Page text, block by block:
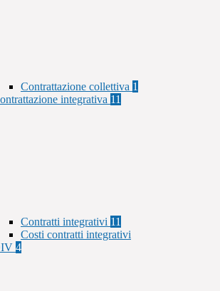
Contrattazione collettiva 1
integrativa 11
Contratti integrativi 11
Costi contratti integrativi
4